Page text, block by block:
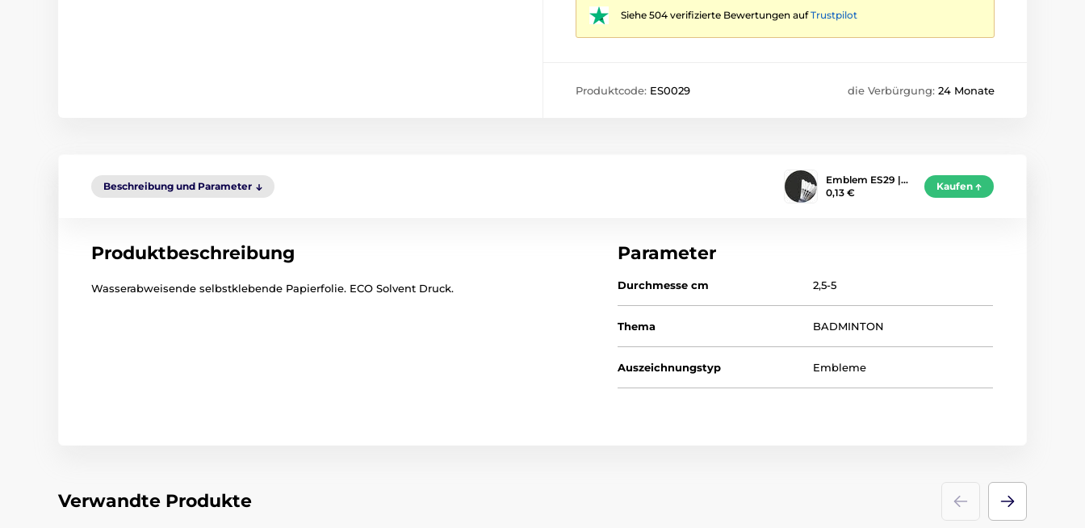
Siehe 504 verifizierte Bewertungen aufTrustpilot
Produktcode: ES0029 die Verbürgung: 24 Monate
Beschreibung und Parameter
Emblem ES29 |…
0,13 €
Kaufen
Produktbeschreibung
Wasserabweisende selbstklebende Papierfolie. ECO Solvent Druck.
Parameter
Durchmesse cm 2,5-5
Thema BADMINTON
Auszeichnungstyp Embleme
Verwandte Produkte